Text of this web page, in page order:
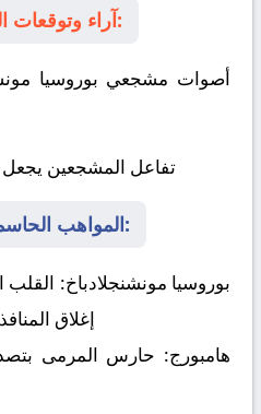
آراء وتوقعات المشجعين قبل الصافرة:
أصوات مشجعي بوروسيا
تفاعل المشجعين يجعل
المواهب الحاسمة في المعركة الكروية:
بوروسيا مونشنجلادباخ: القلب
إغلاق
هامبورج: حارس المرمى